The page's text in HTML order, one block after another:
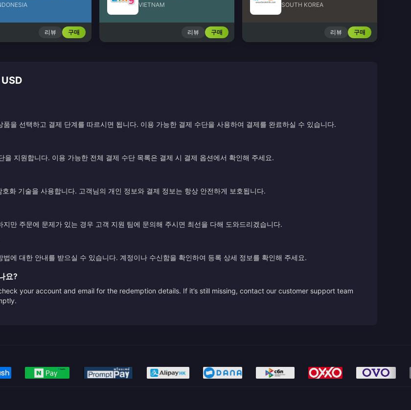
리뷰 구매
VIETNAM
리뷰 구매
SOUTH KOREA
리뷰 구매
을 선택하고 결제 단계를 따르시면 됩니다. 이용 가능한 결제 수단을 사용하여 결제를 완료하실 수 있습니다.
지원합니다. 이용 가능한 전체 결제 수단 목록은 결제 시 결제 옵션에서 확인해 주세요.
화 기술을 사용합니다. 고객님의 개인 정보와 결제 정보는 항상 안전하게 보호됩니다.
만 주문에 문제가 있는 경우 고객 지원 팀에 문의해 주시면 최선을 다해 도와드리겠습니다.
에 대한 안내를 받으실 수 있습니다. 계정이나 수신함을 확인하여 등록 상세 정보를 확인해 주세요.
요?
your account and email for the redemption details. If it’s still missing, contact our customer support team